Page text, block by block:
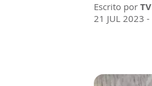
Escrito por
21 JUL 2023